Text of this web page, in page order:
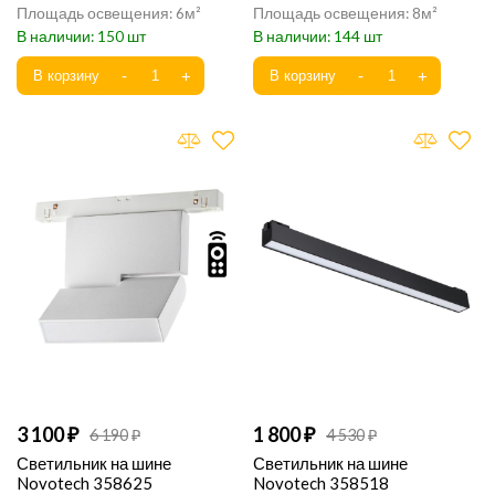
6
150
8
144
3 100 6 190
Светильник на шине
Novotech 358625
1 800 4 530
Светильник на шине
Novotech 358518